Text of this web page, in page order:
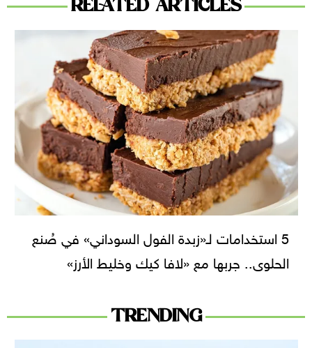
RELATED ARTICLES
5 استخدامات لـ«زبدة الفول السوداني» في صُنع
الحلوى.. جربها مع «لافا كيك وخليط الأرز»
TRENDING